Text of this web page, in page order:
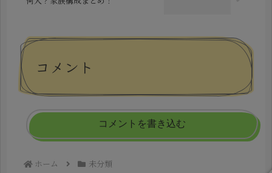
コメント
コメントを書き込む
ホーム 未分類